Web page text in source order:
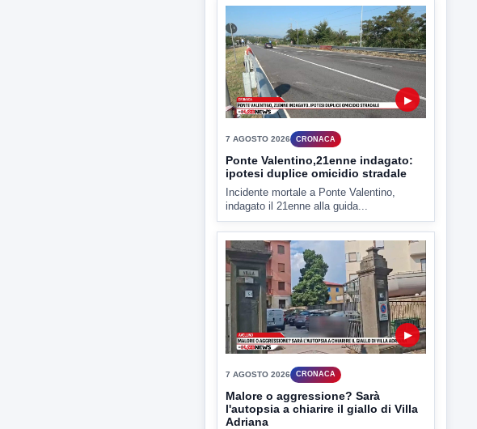
Nessuna nuova moria di pesci e nessuna
criticità igienico-sanitaria nel...
▶
Ponte Valentino,21enne indagato:
ipotesi duplice omicidio stradale
Incidente mortale a Ponte Valentino,
indagato il 21enne alla guida...